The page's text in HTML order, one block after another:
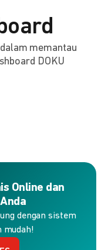
memantau
DOKU
Online dan
dengan sistem
mudah!